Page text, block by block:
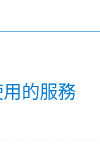
的服務